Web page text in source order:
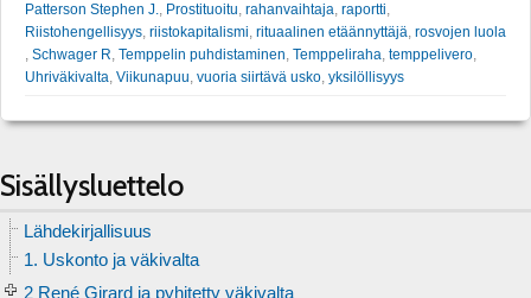
Patterson Stephen J., Prostituoitu, rahanvaihtaja, raportti,
Riistohengellisyys, riistokapitalismi, rituaalinen etäännyttäjä, rosvojen luola
, Schwager R, Temppelin puhdistaminen, Temppeliraha, temppelivero,
Uhriväkivalta, Viikunapuu, vuoria siirtävä usko, yksilöllisyys
Sisällysluettelo
Lähdekirjallisuus
1. Uskonto ja väkivalta
2 René Girard ja pyhitetty väkivalta